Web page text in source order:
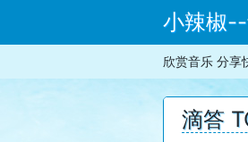
小辣椒
欣赏音乐 分享
滴答